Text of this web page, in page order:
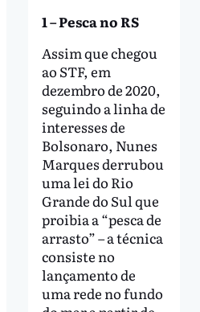
1 – Pesca no RS
Assim que chegou
ao STF, em
dezembro de 2020,
seguindo a linha de
interesses de
Bolsonaro, Nunes
Marques derrubou
uma lei do Rio
Grande do Sul que
proibia a “pesca de
arrasto” – a técnica
consiste no
lançamento de
uma rede no fundo